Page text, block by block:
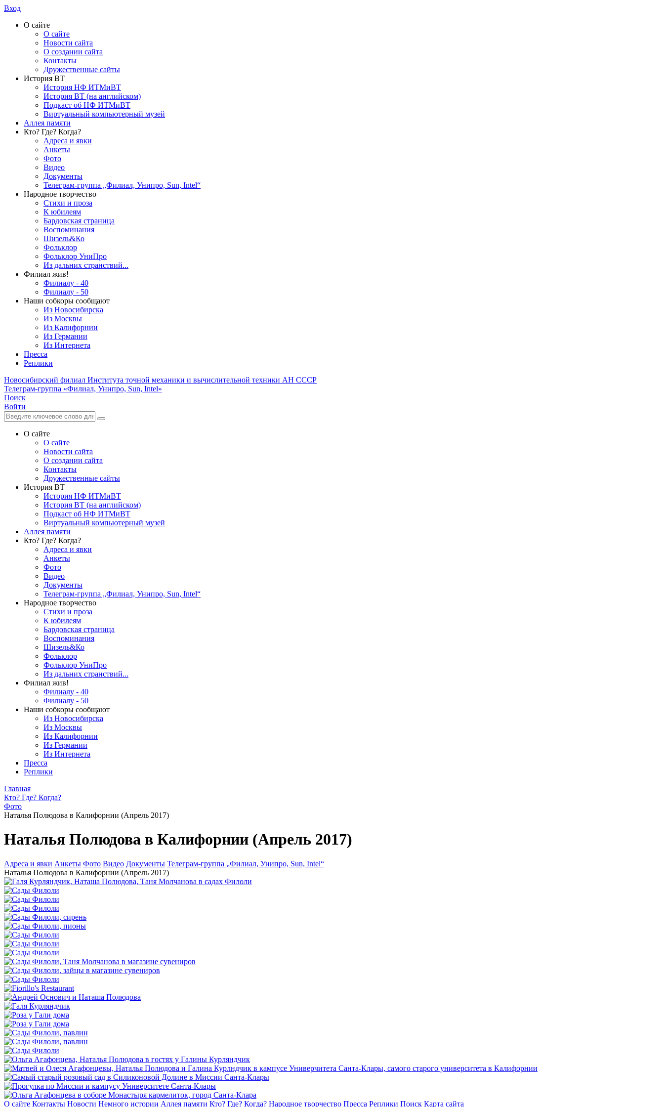
Вход
О сайте
О сайте
Новости сайта
О создании сайта
Контакты
Дружественные сайты
История ВТ
История НФ ИТМиВТ
История ВТ (на английском)
Подкаст об НФ ИТМиВТ
Виртуальный компьютерный музей
Аллея памяти
Кто? Где? Когда?
Адреса и явки
Анкеты
Фото
Видео
Документы
Телеграм-группа „Филиал, Унипро, Sun, Intel“
Народное творчество
Стихи и проза
К юбилеям
Бардовская страница
Воспоминания
Шизель&Ко
Фольклор
Фольклор УниПро
Из дальних странствий...
Филиал жив!
Филиалу - 40
Филиалу - 50
Наши собкоры сообщают
Из Новосибирска
Из Москвы
Из Калифорнии
Из Германии
Из Интернета
Пресса
Реплики
Новосибирский филиал Института точной механики и вычислительной техники АН СССР
Телеграм-группа «Филиал, Унипро, Sun, Intel»
Поиск
Войти
О сайте
О сайте
Новости сайта
О создании сайта
Контакты
Дружественные сайты
История ВТ
История НФ ИТМиВТ
История ВТ (на английском)
Подкаст об НФ ИТМиВТ
Виртуальный компьютерный музей
Аллея памяти
Кто? Где? Когда?
Адреса и явки
Анкеты
Фото
Видео
Документы
Телеграм-группа „Филиал, Унипро, Sun, Intel“
Народное творчество
Стихи и проза
К юбилеям
Бардовская страница
Воспоминания
Шизель&Ко
Фольклор
Фольклор УниПро
Из дальних странствий...
Филиал жив!
Филиалу - 40
Филиалу - 50
Наши собкоры сообщают
Из Новосибирска
Из Москвы
Из Калифорнии
Из Германии
Из Интернета
Пресса
Реплики
Главная
Кто? Где? Когда?
Фото
Наталья Полюдова в Калифорнии (Апрель 2017)
Наталья Полюдова в Калифорнии (Апрель 2017)
Адреса и явки Анкеты Фото Видео Документы Телеграм-группа „Филиал, Унипро, Sun, Intel“
Наталья Полюдова в Калифорнии (Апрель 2017)
О сайте Контакты Новости Немного истории Аллея памяти Кто? Где? Когда? Народное творчество Пресса Реплики Поиск Карта сайта